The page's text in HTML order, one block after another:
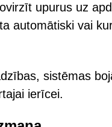
upurus uz
automātiski vai
sistēmas
ierīcei.